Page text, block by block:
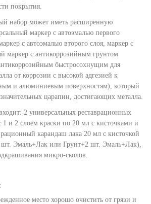
покрытия.
набор может иметь расширенную
маркер с автоэмалью первого
с автоэмалью второго слоя, маркер с
маркер с антикоррозийным грунтом
быстросохнущим для
от коррозии с высокой адгезией к
и алюминиевым поверхностям), который
царапин, достигающих металла.
2 универсальных реставрационных
1 и 2 слоем краски по 20 мл с кисточками и
карандаш лака 20 мл с кисточкой
Эмаль+Лак или Грунт+2 шт. Эмаль+Лак),
микро-сколов.
место хорошо очистить от грязи и